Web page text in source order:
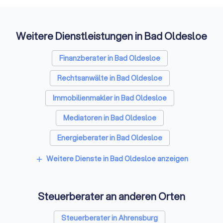
optimal vor
Das erste Treffen mit einem potenziellen Steuerberater
dient dem gegenseitigen Kennenlernen. Viele Kanzleien
bieten ein kurzes, kostenloses Erstgespräch von 15-20
Minuten an. Eine umfassende Beratung ist in der Regel
kostenpflichtig, klären Sie dies vorab.
Diese Fragen sollten Sie stellen
in Ihrer Kanzlei?
Weitere Dienstleistungen in Bad Oldesloe
Finanzberater in Bad Oldesloe
Rechtsanwälte in Bad Oldesloe
Immobilienmakler in Bad Oldesloe
Mediatoren in Bad Oldesloe
Energieberater in Bad Oldesloe
add Weitere Dienste in Bad Oldesloe anzeigen
Steuerberater an anderen Orten
Steuerberater in Ahrensburg